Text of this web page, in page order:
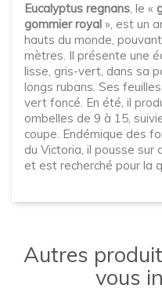
Eucalyptus regnans, le «
gommier royal », est un
hauts du monde,
mètres. Il présente une
lisse, gris-vert, dans sa
longs rubans. Ses
vert foncé. En été, il
ombelles de 9 à 15,
coupe. Endémique des
du Victoria, il pousse
et est recherché pour la
Autres
vous